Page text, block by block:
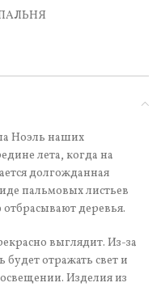
Ноэль наших
лета, когда на
долгожданная
пальмовых листьев
деревья.
выглядит. Из-за
будет отражать свет и
Изделия из